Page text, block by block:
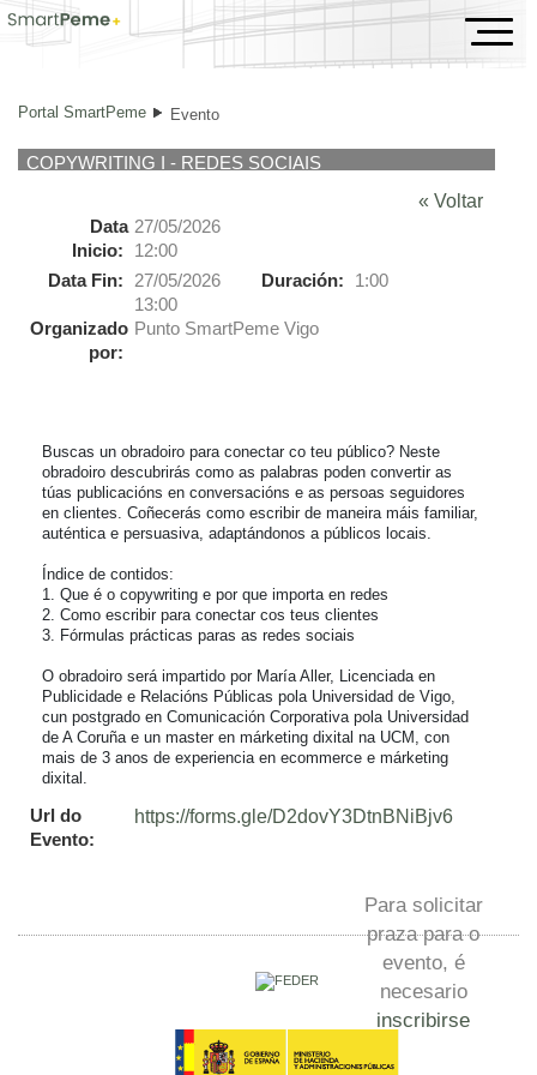
Evento
Portal SmartPeme Evento
COPYWRITING I - REDES SOCIAIS
« Voltar
Data
Inicio:
27/05/2026
12:00
Data Fin:
27/05/2026
13:00
Duración: 1:00
Organizado
por:
Punto SmartPeme Vigo
Buscas un obradoiro para conectar co teu público? Neste
obradoiro descubrirás como as palabras poden convertir as
túas publicacións en conversacións e as persoas seguidores
en clientes. Coñecerás como escribir de maneira máis familiar,
auténtica e persuasiva, adaptándonos a públicos locais.
Índice de contidos:
1. Que é o copywriting e por que importa en redes
2. Como escribir para conectar cos teus clientes
3. Fórmulas prácticas paras as redes sociais
O obradoiro será impartido por María Aller, Licenciada en
Publicidade e Relacións Públicas pola Universidad de Vigo,
cun postgrado en Comunicación Corporativa pola Universidad
de A Coruña e un master en márketing dixital na UCM, con
mais de 3 anos de experiencia en ecommerce e márketing
dixital.
Url do
Evento:
https://forms.gle/D2dovY3DtnBNiBjv6
Para solicitar
praza para o
evento, é
necesario
inscribirse